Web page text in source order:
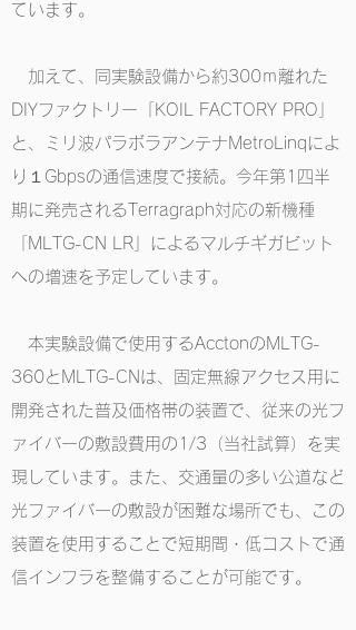
ています。
加えて、同実験設備から約300ｍ離れた
DIYファクトリー「KOIL FACTORY PRO」
と、ミリ波パラボラアンテナMetroLinqによ
り１Gbpsの通信速度で接続。今年第1四半
期に発売されるTerragraph対応の新機種
「MLTG-CN LR」によるマルチギガビット
への増速を予定しています。
本実験設備で使用するAcctonのMLTG-
360とMLTG-CNは、固定無線アクセス用に
開発された普及価格帯の装置で、従来の光フ
ァイバーの敷設費用の1/3（当社試算）を実
現しています。また、交通量の多い公道など
光ファイバーの敷設が困難な場所でも、この
装置を使用することで短期間・低コストで通
信インフラを整備することが可能です。